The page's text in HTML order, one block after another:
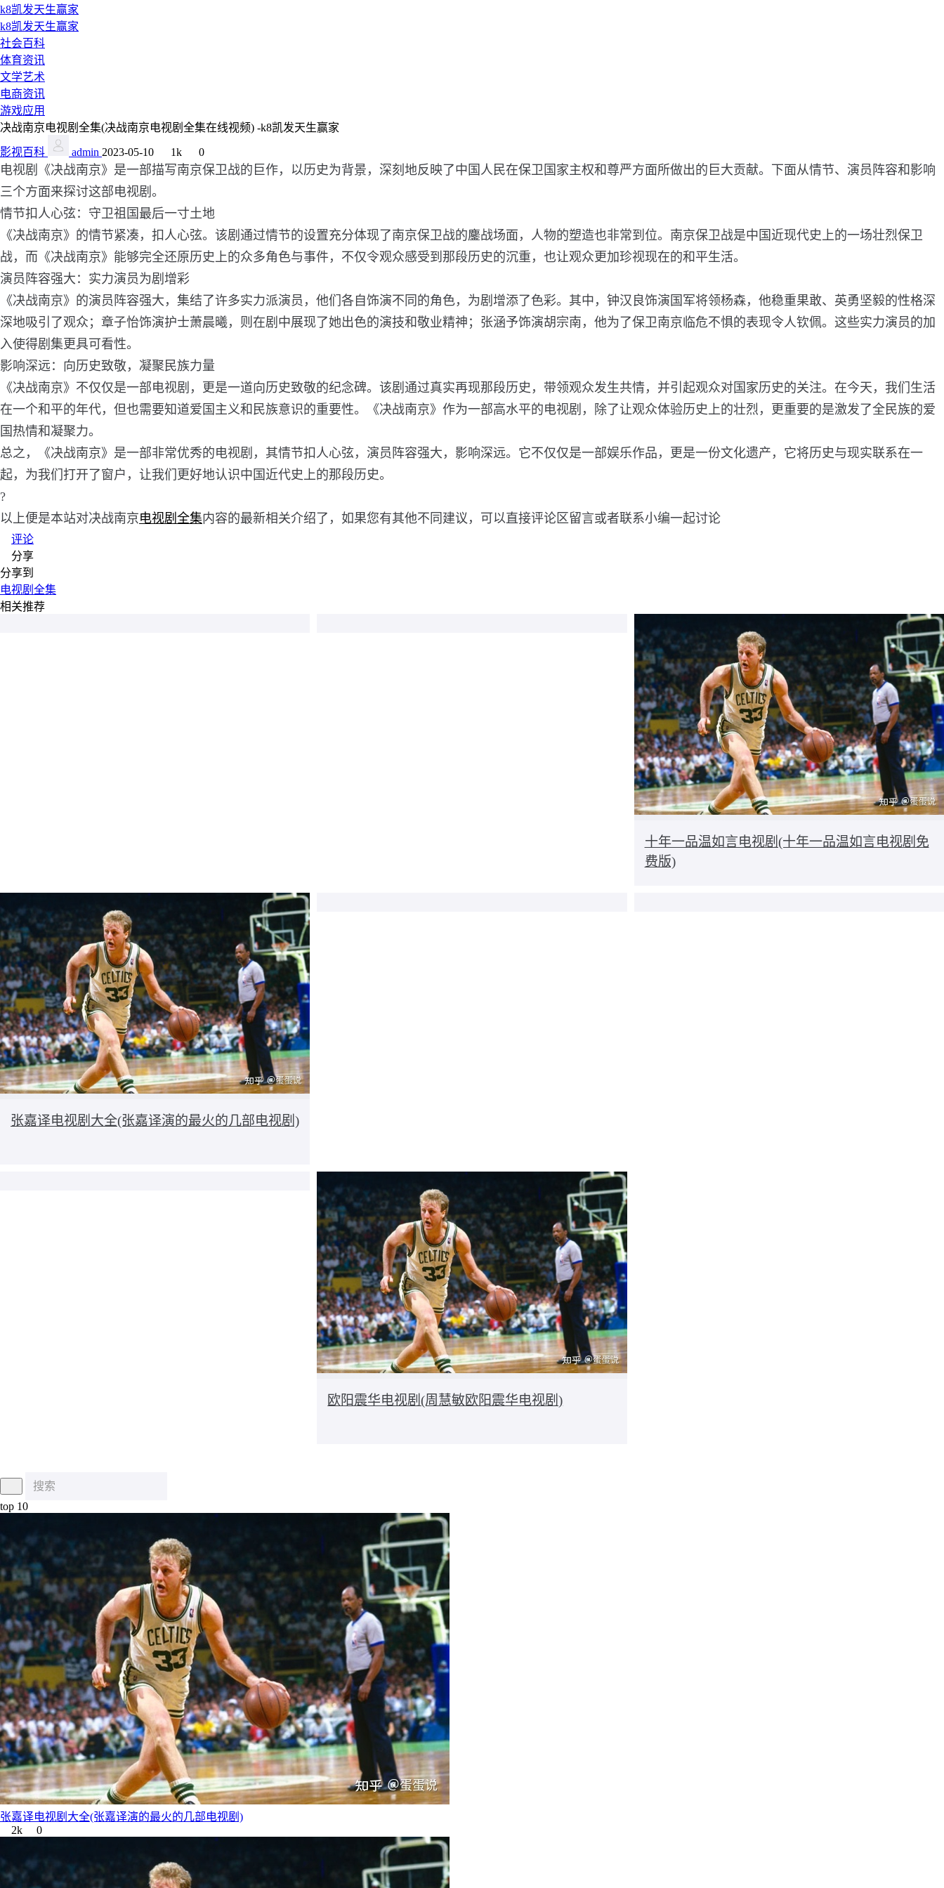
k8凯发天生赢家
k8凯发天生赢家
社会百科
体育资讯
文学艺术
电商资讯
游戏应用
决战南京电视剧全集(决战南京电视剧全集在线视频) -k8凯发天生赢家
影视百科 admin 2023-05-10 1k 0
电视剧《决战南京》是一部描写南京保卫战的巨作，以历史为背景，深刻地反映了中国人民在保卫国家主权和尊严方面所做出的巨大贡献。下面从情节、演员阵容和影响
三个方面来探讨这部电视剧。
情节扣人心弦：守卫祖国最后一寸土地
《决战南京》的情节紧凑，扣人心弦。该剧通过情节的设置充分体现了南京保卫战的鏖战场面，人物的塑造也非常到位。南京保卫战是中国近现代史上的一场壮烈保卫
战，而《决战南京》能够完全还原历史上的众多角色与事件，不仅令观众感受到那段历史的沉重，也让观众更加珍视现在的和平生活。
演员阵容强大：实力演员为剧增彩
《决战南京》的演员阵容强大，集结了许多实力派演员，他们各自饰演不同的角色，为剧增添了色彩。其中，钟汉良饰演国军将领杨森，他稳重果敢、英勇坚毅的性格深
深地吸引了观众；章子怡饰演护士萧晨曦，则在剧中展现了她出色的演技和敬业精神；张涵予饰演胡宗南，他为了保卫南京临危不惧的表现令人钦佩。这些实力演员的加
入使得剧集更具可看性。
影响深远：向历史致敬，凝聚民族力量
《决战南京》不仅仅是一部电视剧，更是一道向历史致敬的纪念碑。该剧通过真实再现那段历史，带领观众发生共情，并引起观众对国家历史的关注。在今天，我们生活
在一个和平的年代，但也需要知道爱国主义和民族意识的重要性。《决战南京》作为一部高水平的电视剧，除了让观众体验历史上的壮烈，更重要的是激发了全民族的爱
国热情和凝聚力。
总之，《决战南京》是一部非常优秀的电视剧，其情节扣人心弦，演员阵容强大，影响深远。它不仅仅是一部娱乐作品，更是一份文化遗产，它将历史与现实联系在一
起，为我们打开了窗户，让我们更好地认识中国近代史上的那段历史。
?
以上便是本站对决战南京电视剧全集内容的最新相关介绍了，如果您有其他不同建议，可以直接评论区留言或者联系小编一起讨论
评论
分享
分享到
电视剧全集
相关推荐
十年一品温如言电视剧(十年一品温如言电视剧免
费版)
张嘉译电视剧大全(张嘉译演的最火的几部电视剧)
欧阳震华电视剧(周慧敏欧阳震华电视剧)
top 10
张嘉译电视剧大全(张嘉译演的最火的几部电视剧)
2k
0